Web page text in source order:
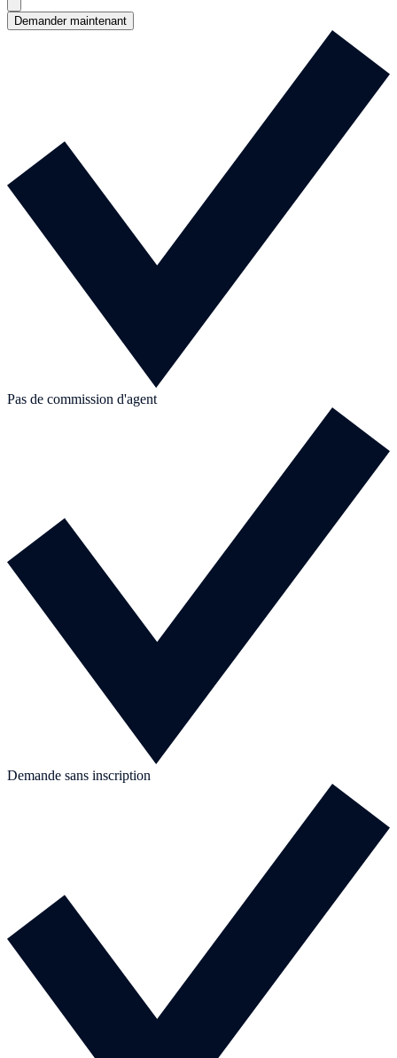
Demander maintenant
Pas de commission d'agent
Demande sans inscription